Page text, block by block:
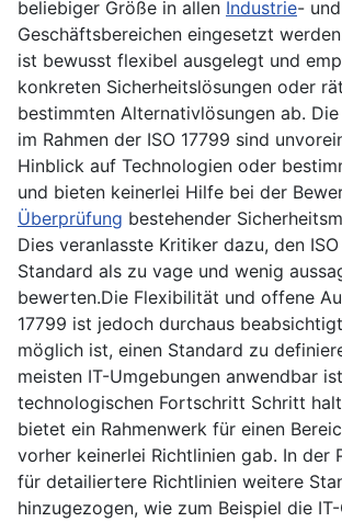
beliebiger Größe in allen Industrie- und
Geschäftsbereichen eingesetzt
ist bewusst flexibel ausgelegt und
konkreten Sicherheits­lösungen oder
bestimmten Alternativ­lösungen ab.
im Rahmen der ISO 17799 sind
Hinblick auf Technologien oder
und bieten keinerlei Hilfe bei der
Überprüfung bestehender
Dies veranlasste Kritiker dazu, den
Standard als zu vage und wenig
bewerten.Die Flexibilität und offene
17799 ist jedoch durchaus
möglich ist, einen Standard zu
meisten IT-Umgebungen anwendbar
technologischen Fortschritt Schritt
bietet ein Rahmenwerk für einen
vorher keinerlei Richtlinien gab. In der
für detailiertere Richtlinien weitere
hinzugezogen, wie zum Beispiel die